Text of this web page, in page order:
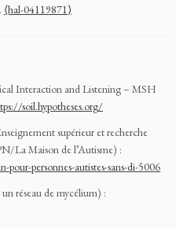
. ⟨hal-04119871⟩
Interaction and Listening – MSH
soil.hypotheses.org/
supérieur et recherche
La Maison de l’Autisme) :
personnes-autistes-sans-di-5006
réseau de mycélium) :